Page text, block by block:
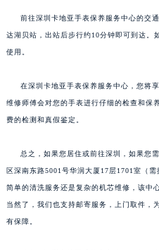
前往深圳卡地亚手表保养服务中心的交
达湖贝站，出站后步行约10分钟即可到达。
使用。
在深圳卡地亚手表保养服务中心，您将
维修师傅会对您的手表进行仔细的检查和保
费的检测和真假鉴定。
总之，如果您居住或前往深圳，如果您
区深南东路5001号华润大厦17层1701室（
简单的清洗服务还是复杂的机芯维修，该中
当然了，我们也支持邮寄服务，上门取件，
有保障。